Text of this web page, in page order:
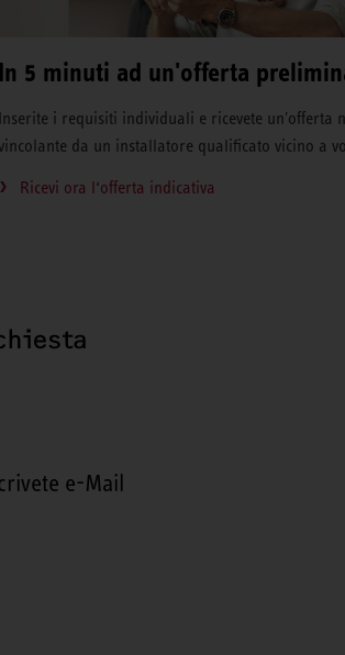
In 5 minuti ad un'offerta
Inserite i requisiti individuali e ricevete un'offerta
da un installatore qualificato vicino a
Ricevi ora l‘offerta indicativa
e-Mail